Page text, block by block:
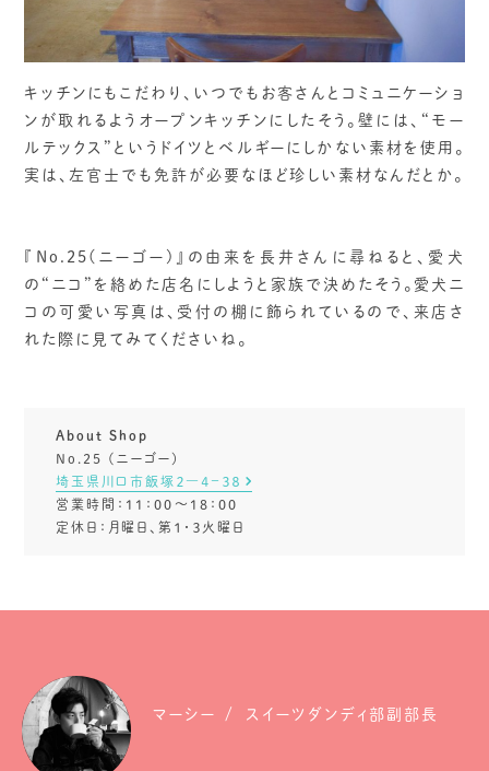
キッチンにもこだわり、いつでもお客さんとコミュニケーショ
ンが取れるようオープンキッチンにしたそう。壁には、“モー
ルテックス”というドイツとベルギーにしかない素材を使用。
実は、左官士でも免許が必要なほど珍しい素材なんだとか。
『No.25(ニーゴー)』の由来を長井さんに尋ねると、愛犬
の“ニコ”を絡めた店名にしようと家族で決めたそう。愛犬ニ
コの可愛い写真は、受付の棚に飾られているので、来店さ
れた際に見てみてくださいね。
About Shop
No.25 (ニーゴー)
埼玉県川口市飯塚２―４−３８
営業時間：11：00～18：00
定休日：月曜日、第１・３火曜日
マーシー スイーツダンディ部副部長